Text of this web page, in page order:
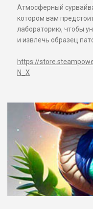
Атмосферный
котором вам
лабораторию, чтобы
и извлечь образец
https://
N_X